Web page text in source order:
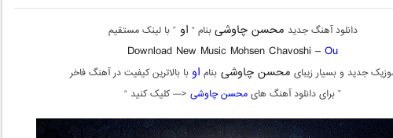
دانلود آهنگ جدید محسن چاوشیبنام “ او” با لینک مستقیم
Download New Music Mohsen Chavoshi –Ou
جدید و بسیار زیبای محسن چاوشیبنام اوبا بالاترین کیفیت در آهنگ فاخر
” برای دانلود آهنگ هایمحسن چاوشی <— کلیک کنید “